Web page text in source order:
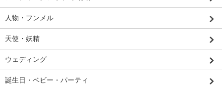
人物・フンメル
天使・妖精
ウェディング
誕生日・ベビー・パーティ